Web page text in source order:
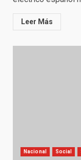
Leer Más
Nacional Social